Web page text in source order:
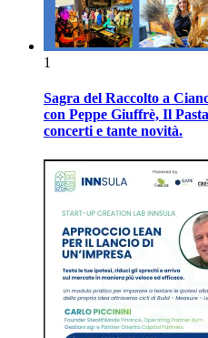
1
Sagra del Raccolto a
con Peppe Giuffrè, Il
concerti e tante novità.